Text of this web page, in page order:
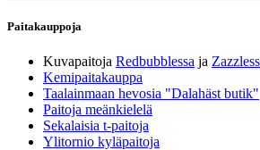
Paitakauppoja
Kuvapaitoja Redbubblessa ja
Kemipaitakauppa
Taalainmaan hevosia "Dalahäst butik"
Paitoja meänkielelä
Sekalaisia t-paitoja
Ylitornio kyläpaitoja